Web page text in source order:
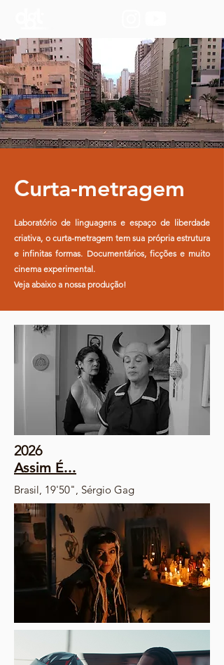
Curta-metragem
Laboratório de linguagens e espaço de liberdade
criativa, o curta-metragem tem sua própria estrutura
e infinitas formas. Documentários, ficções e muito
cinema experimental.
Veja abaixo a nossa produção!
2026
Assim É...
Brasil, 19'50", Sérgio Gag